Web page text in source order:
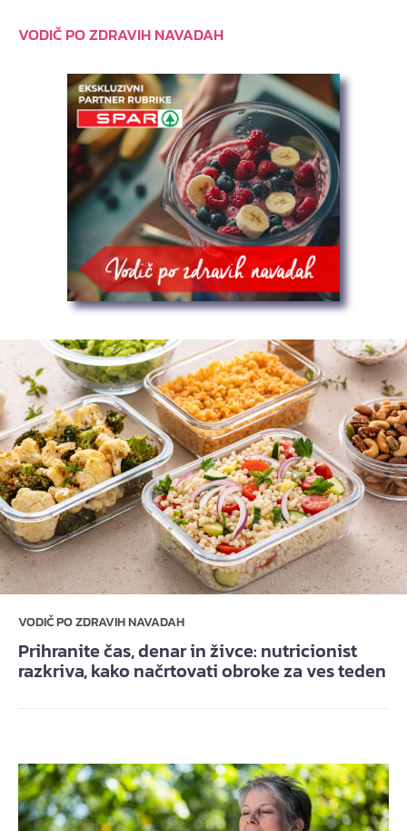
VODIČ PO ZDRAVIH NAVADAH
VODIČ PO ZDRAVIH NAVADAH
Prihranite čas, denar in živce: nutricionist
razkriva, kako načrtovati obroke za ves teden